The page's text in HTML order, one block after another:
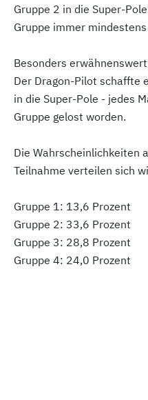
Gruppe 2 in die Super-
Gruppe immer
Besonders
Der Dragon-Pilot schaffte
in die Super-Pole - jedes
Gruppe gelost worden.
Die Wahrscheinlichkeiten
Teilnahme verteilen sich
Gruppe 1: 13,6 Prozent
Gruppe 2: 33,6 Prozent
Gruppe 3: 28,8 Prozent
Gruppe 4: 24,0 Prozent